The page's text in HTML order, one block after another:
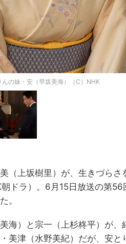
んの妹・安（早坂美海）（C）NHK
（上坂樹里）が、生きづら
ドラ）。6月15日放送の第
。
海）と宗一（上杉柊平）が、
美津（水野美紀）だが、安と